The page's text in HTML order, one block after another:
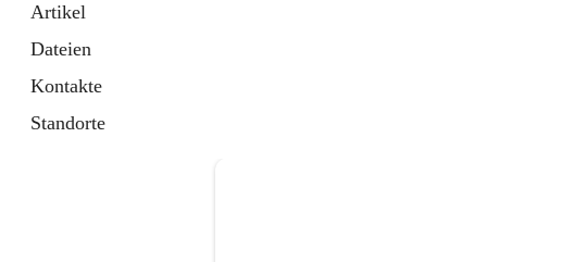
Artikel
Dateien
Kontakte
Standorte